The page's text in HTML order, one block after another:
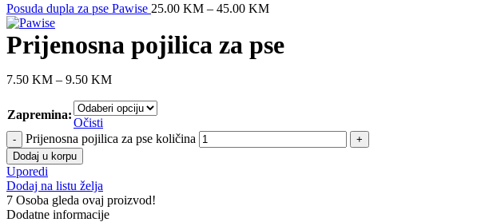
Posuda dupla za pse Pawise 25.00 KM – 45.00 KM
Prijenosna pojilica za pse
7.50 KM – 9.50 KM
Zapremina:
Očisti
Prijenosna pojilica za pse količina
Dodaj u korpu
Uporedi
Dodaj na listu želja
7 Osoba gleda ovaj proizvod!
Dodatne informacije